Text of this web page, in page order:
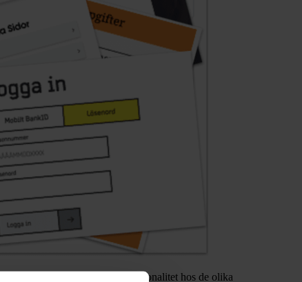
sidor” och beskriver funktionalitet hos de olika